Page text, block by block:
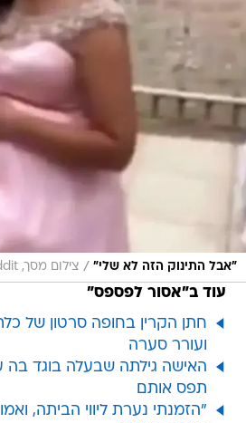
"אבל התינוק הזה לא שלי" / צילום מסך, reddit
עוד ב"אסור לפספס"
חתן הקרין בחופה סרטון של
ועורר סערה
האישה גילתה שבעלה בוגד
תפס אותם
"הזמנתי נערת ליווי הביתה,